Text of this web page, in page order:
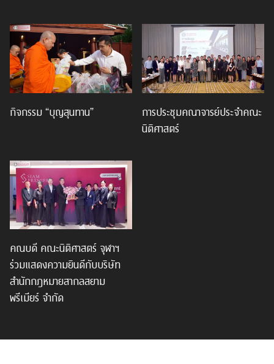
กิจกรรม “บุญสุนทาน”
การประชุมคณาจารย์ประจำคณะ
นิติศาสตร์
คณบดี คณะนิติศาสตร์ จุฬาฯ
ร่วมแสดงความยินดีกับบริษัท
สำนักกฎหมายสากลสยาม
พรีเมียร์ จำกัด